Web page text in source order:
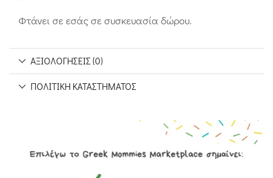
Φτάνει σε εσάς σε συσκευασία δώρου.
ΑΞΙΟΛΟΓΉΣΕΙΣ (0)
ΠΟΛΙΤΙΚΉ ΚΑΤΑΣΤΉΜΑΤΟΣ